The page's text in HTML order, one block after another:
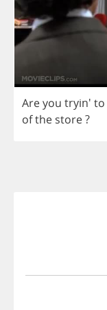
Areyou tryin' to
ofthe store?